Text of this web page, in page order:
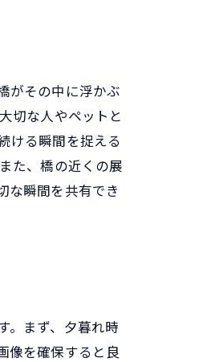
がその中に浮かぶ
切な人やペットと
ける瞬間を捉える
た、橋の近くの展
な瞬間を共有でき
。まず、夕暮れ時
像を確保すると良